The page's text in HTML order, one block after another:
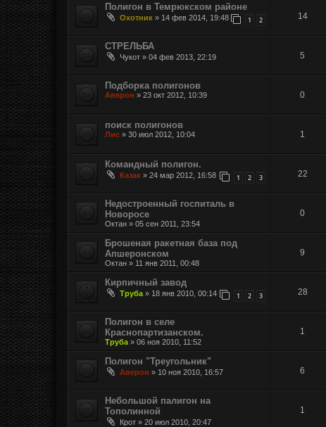
Полигон в Темрюкском районе
Охотник » 14 фев 2014, 19:48 1 2 14
СТРЕЛЬБА
Чукот » 04 фев 2013, 22:19 5
Подборка полигонов
Аверон » 23 окт 2012, 10:39 0
поиск полигонов
Лис » 30 июл 2012, 10:04 1
Командный полигон.
Казак » 24 мар 2012, 16:58 1 2 3 22
Недостроенный госпиталь в
Новоросе
Октан » 05 сен 2011, 23:54
0
Брошеная ракетная база под
Апшеронском
Октан » 11 янв 2011, 00:48
9
Кирпичный завод
Труба » 18 янв 2010, 00:14 1 2 3 28
Полигон в селе
Краснопартизанском.
Труба » 06 ноя 2010, 11:52
1
Полигон "Треугольник"
Аверон » 10 ноя 2010, 16:57 6
Небольшой палигон на
Тополинной
Крот » 20 июл 2010, 20:47
1